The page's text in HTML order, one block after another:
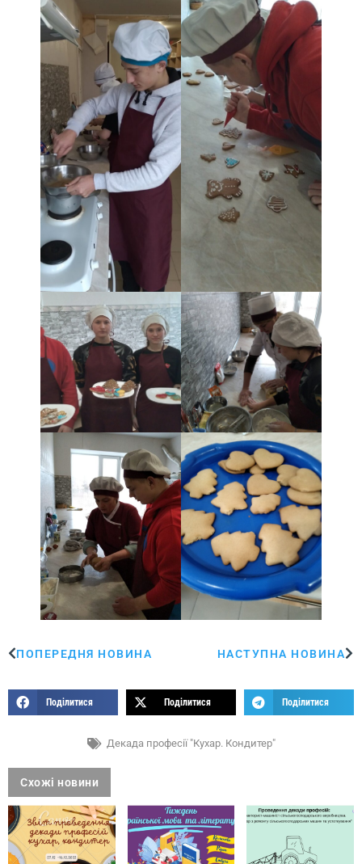
ПОПЕРЕДНЯ НОВИНА НАСТУПНА НОВИНА
Поділитися Поділитися Поділитися
Декада професії "Кухар. Кондитер"
Схожі новини